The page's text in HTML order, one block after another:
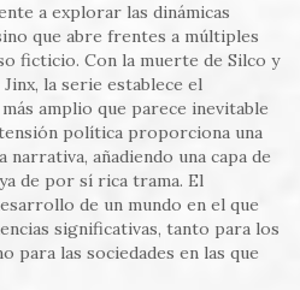
a explorar las dinámicas
que abre frentes a múltiples
ficticio. Con la muerte de Silco y
la serie establece el
amplio que parece inevitable
política proporciona una
añadiendo una capa de
de por sí rica trama. El
de un mundo en el que
significativas, tanto para los
para las sociedades en las que